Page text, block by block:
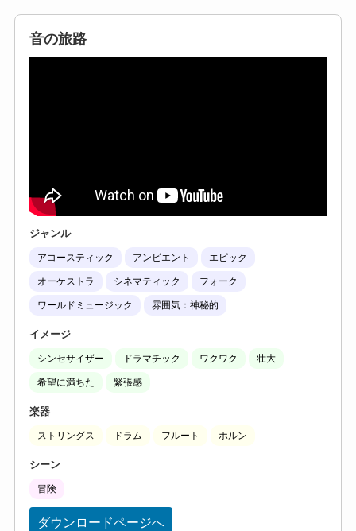
音の旅路
ジャンル
アコースティック アンビエント エピック
オーケストラ シネマティック フォーク
ワールドミュージック 雰囲気：神秘的
イメージ
シンセサイザー ドラマチック ワクワク 壮大
希望に満ちた 緊張感
楽器
ストリングス ドラム フルート ホルン
シーン
冒険
ダウンロードページへ